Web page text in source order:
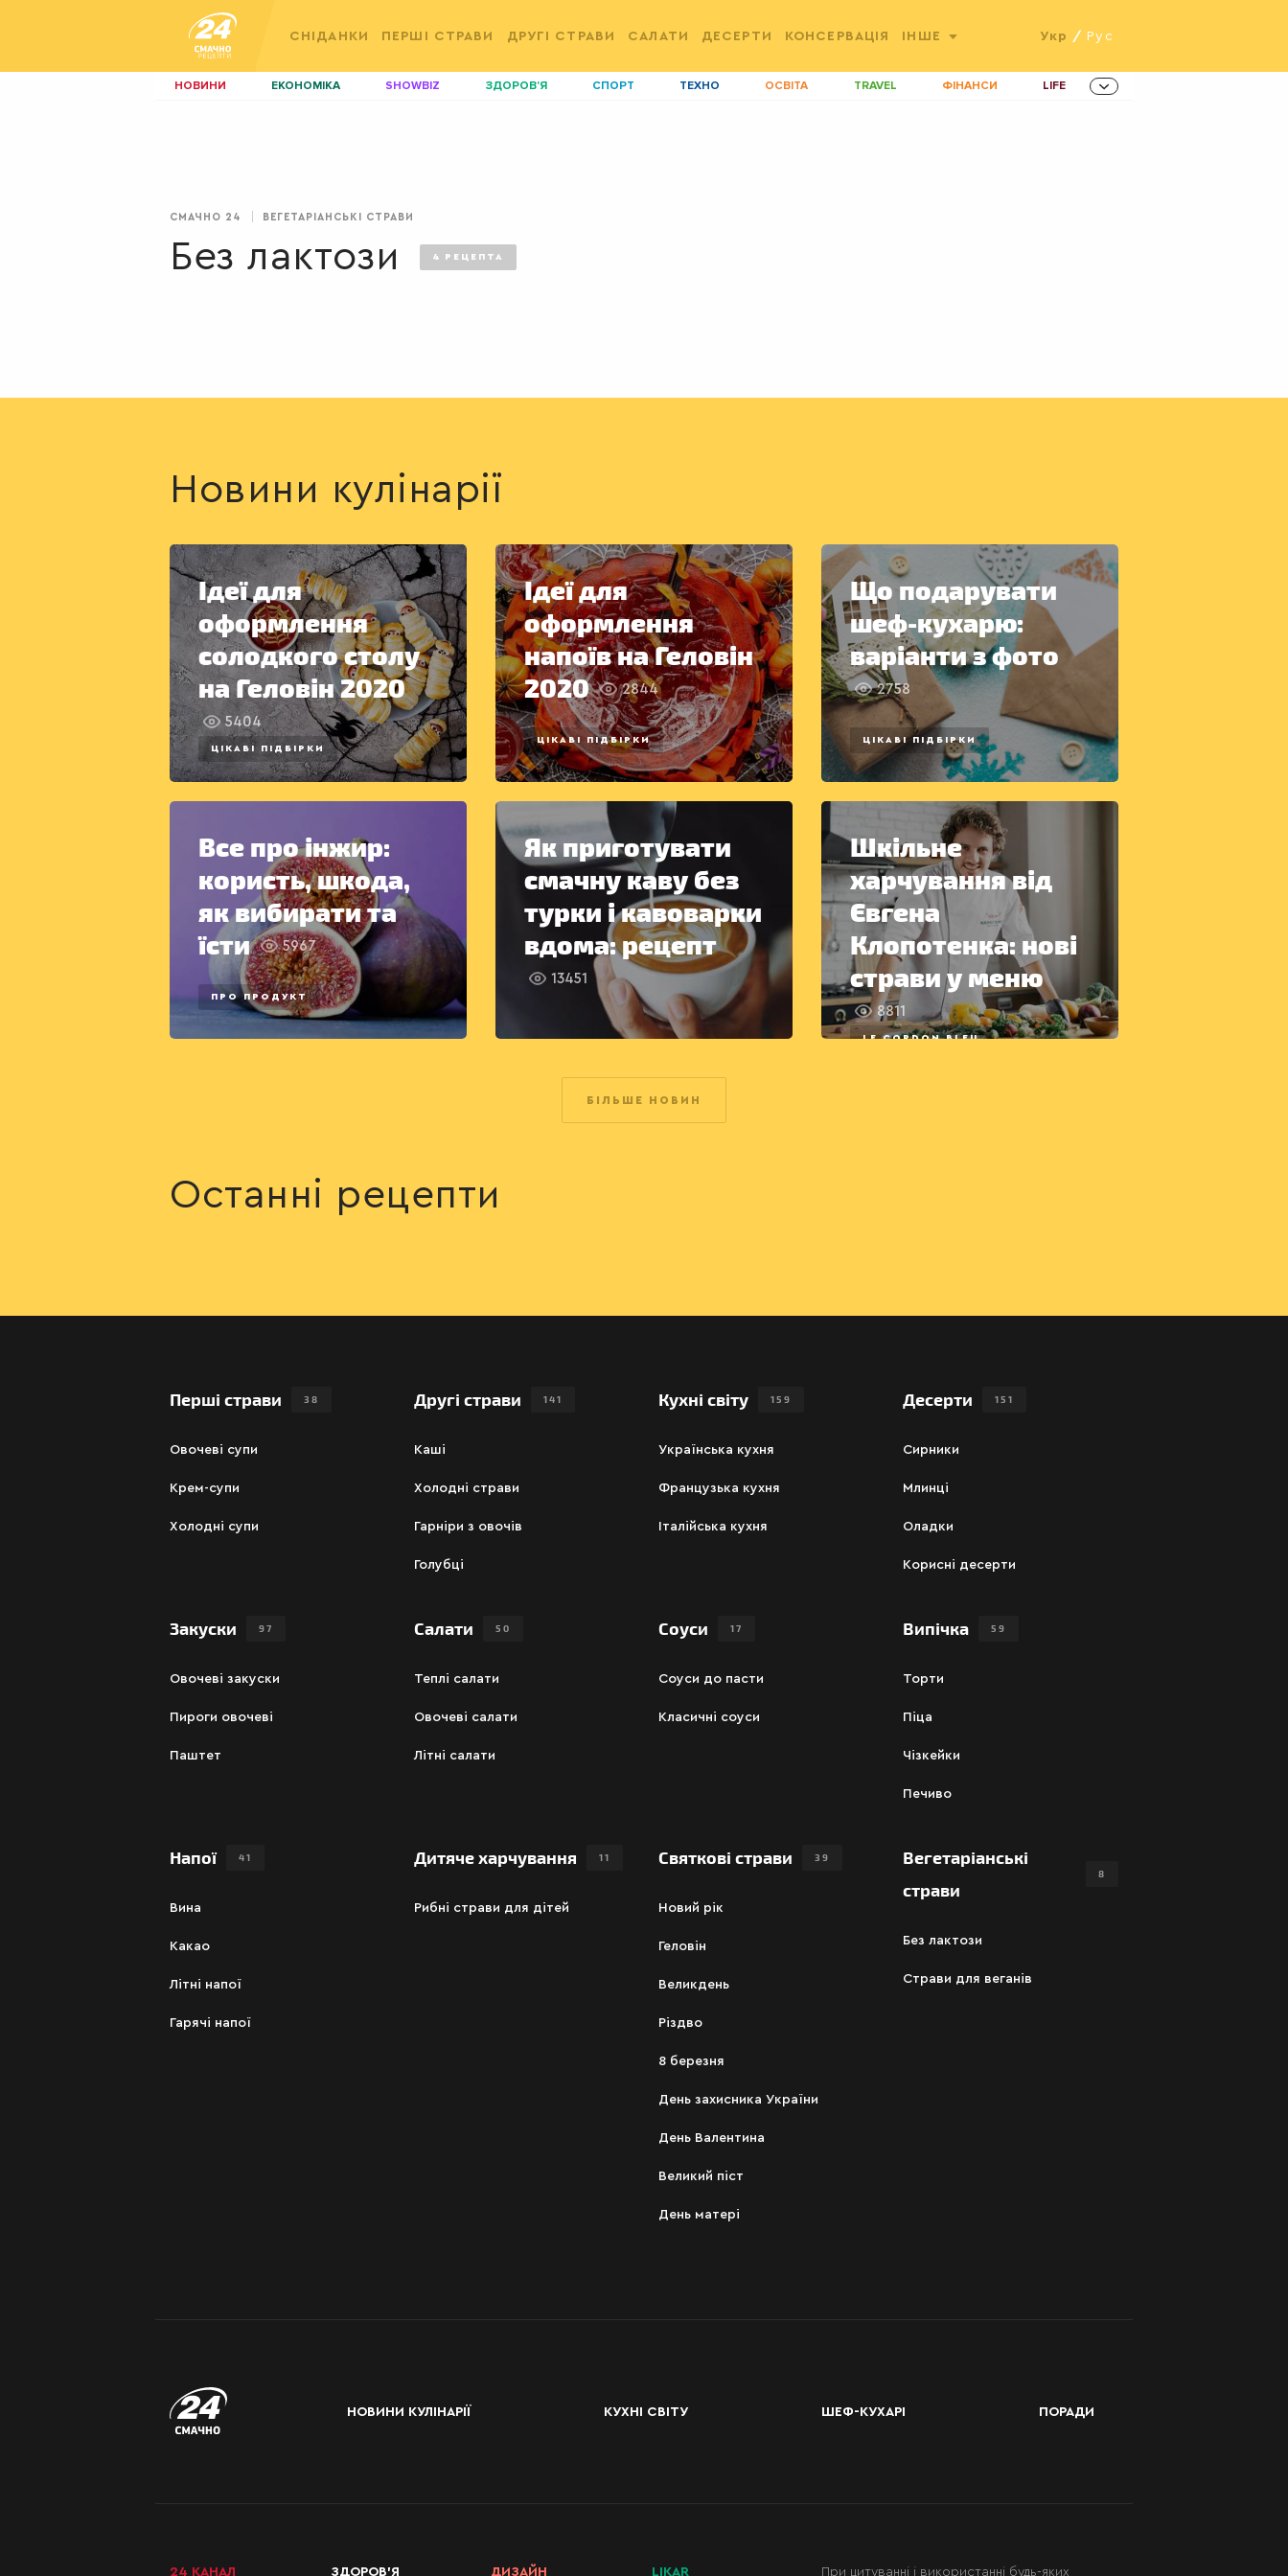
СНІДАНКИ ПЕРШІ СТРАВИ ДРУГІ СТРАВИ САЛАТИ ДЕСЕРТИ КОНСЕРВАЦІЯ ІНШЕ Укр / Рус
НОВИНИ ЕКОНОМІКА SHOWBIZ ЗДОРОВ'Я СПОРТ ТЕХНО ОСВІТА TRAVEL ФІНАНСИ LIFE
СМАЧНО 24 ВЕГЕТАРІАНСЬКІ СТРАВИ
Без лактози 4 РЕЦЕПТА
Новини кулінарії
Ідеї для
оформлення
солодкого столу
на Геловін 2020
5404
ЦІКАВІ ПІДБІРКИ
Ідеї для
оформлення
напоїв на Геловін
2020
2844
ЦІКАВІ ПІДБІРКИ
Що подарувати
шеф-кухарю:
варіанти з фото
2758
ЦІКАВІ ПІДБІРКИ
Все про інжир:
користь, шкода,
як вибирати та
їсти
5967
ПРО ПРОДУКТ
Як приготувати
смачну каву без
турки і кавоварки
вдома: рецепт
13451
Шкільне
харчування від
Євгена
Клопотенка: нові
страви у меню
8811
LE CORDON BLEU
БІЛЬШЕ НОВИН
Останні рецепти
Перші страви 38
Овочеві супи
Крем-супи
Холодні супи
Другі страви 141
Каші
Холодні страви
Гарніри з овочів
Голубці
Кухні світу 159
Українська кухня
Французька кухня
Італійська кухня
Десерти 151
Сирники
Млинці
Оладки
Корисні десерти
Закуски 97
Овочеві закуски
Пироги овочеві
Паштет
Салати 50
Теплі салати
Овочеві салати
Літні салати
Соуси 17
Соуси до пасти
Класичні соуси
Випічка 59
Торти
Піца
Чізкейки
Печиво
Напої 41
Вина
Какао
Літні напої
Гарячі напої
Дитяче харчування 11
Рибні страви для дітей
Святкові страви 39
Новий рік
Геловін
Великдень
Різдво
8 березня
День захисника України
День Валентина
Великий піст
День матері
Вегетаріанські
страви
8
Без лактози
Страви для веганів
НОВИНИ КУЛІНАРІЇ КУХНІ СВІТУ ШЕФ-КУХАРІ ПОРАДИ
24 КАНАЛ ЗДОРОВ’Я ДИЗАЙН LIKAR При цитуванні і використанні будь-яких